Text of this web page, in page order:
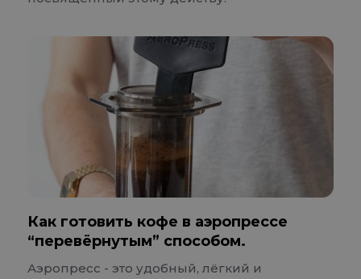
Как готовить кофе в аэропрессе
“перевёрнутым” способом.
Аэропресс - это удобный, лёгкий и